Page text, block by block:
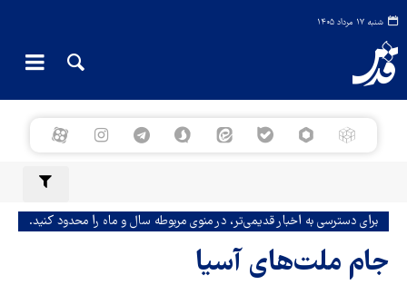
شنبه ۱۷ مرداد ۱۴۰۵
برای دسترسی به اخبار قدیمی‌تر، در منوی مربوطه سال و ماه را محدود کنید.
جام ملت‌های آسیا